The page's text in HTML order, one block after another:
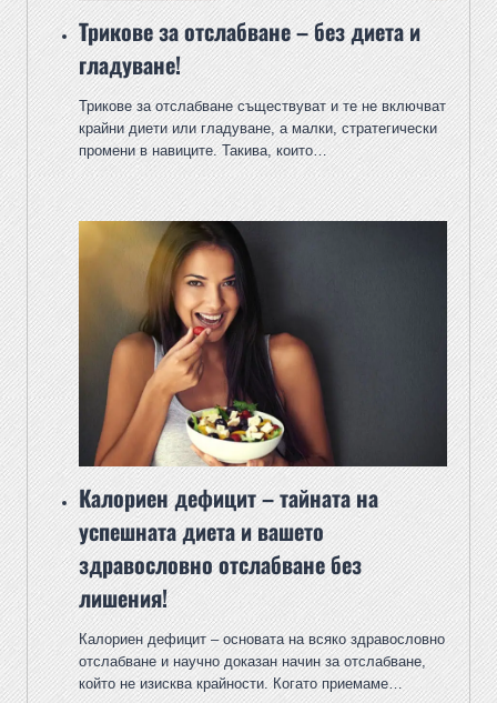
Трикове за отслабване – без диета и
гладуване!
Трикове за отслабване съществуват и те не включват
крайни диети или гладуване, а малки, стратегически
промени в навиците. Такива, които…
Калориен дефицит – тайната на
успешната диета и вашето
здравословно отслабване без
лишения!
Калориен дефицит – основата на всяко здравословно
отслабване и научно доказан начин за отслабване,
който не изисква крайности. Когато приемаме…